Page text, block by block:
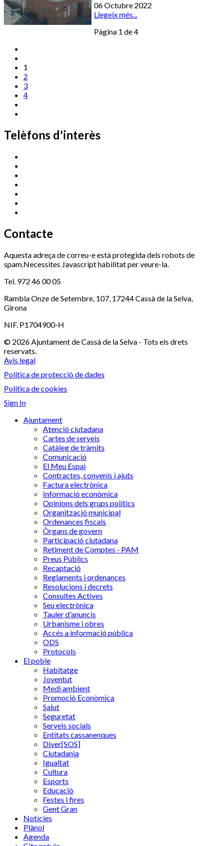
06 Octubre 2022
Llegeix més...
Pàgina 1 de 4
1
2
3
4
Telèfons d'interès
Contacte
Aquesta adreça de correu-e està protegida dels robots de
spam.Necessites Javascript habilitat per veure-la.
Tel. 972 46 00 05
Rambla Onze de Setembre, 107, 17244 Cassà de la Selva,
Girona
NIF. P1704900-H
© 2026 Ajuntament de Cassà de la Selva - Tots els drets
reservats.
Avis legal
Política de protecció de dades
Política de cookies
Sign In
Ajuntament
Atenció ciutadana
Cartes de serveis
Catàleg de tràmits
Comunicació
El Meu Espai
Contractes, convenis i ajuts
Factura electrònica
Informació econòmica
Opinions dels grups polítics
Organització municipal
Ordenances fiscals
Òrgans de govern
Participació ciutadana
Retiment de Comptes - PAM
Preus Públics
Recaptació
Reglaments i ordenances
Resolucions i decrets
Consultes Actives
Seu electrònica
Tauler d'anuncis
Urbanisme i obres
Accés a informació pública
ODS
Protocols
El poble
Habitatge
Joventut
Medi ambient
Promoció Econòmica
Salut
Seguretat
Serveis socials
Entitats cassanenques
Diver[SOS]
Ciutadania
Igualtat
Cultura
Esports
Educació
Festes i fires
Gent Gran
Notícies
Plànol
Agenda